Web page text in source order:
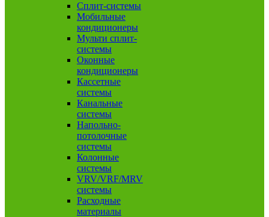
Сплит-системы
Мобильные
кондиционеры
Мульти сплит-
системы
Оконные
кондиционеры
Кассетные
системы
Канальные
системы
Напольно-
потолочные
системы
Колонные
системы
VRV/VRF/MRV
системы
Расходные
материалы